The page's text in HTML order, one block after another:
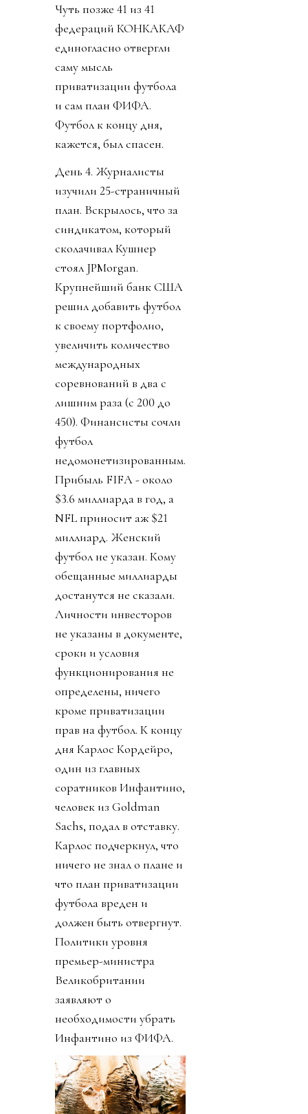
Чуть позже 41 из 41
федераций КОНКАКАФ
единогласно отвергли
саму мысль
приватизации футбола
и сам план ФИФА.
Футбол к концу дня,
кажется, был спасен.
День 4. Журналисты
изучили 25-страничный
план. Вскрылось, что за
синдикатом, который
сколачивал Кушнер
стоял JPMorgan.
Крупнейший банк США
решил добавить футбол
к своему портфолио,
увеличить количество
международных
соревнований в два с
лишним раза (с 200 до
450). Финансисты сочли
футбол
недомонетизированным.
Прибыль FIFA - около
$3.6 миллиарда в год, а
NFL приносит аж $21
миллиард. Женский
футбол не указан. Кому
обещанные миллиарды
достанутся не сказали.
Личности инвесторов
не указаны в документе,
сроки и условия
функционирования не
определены, ничего
кроме приватизации
прав на футбол. К концу
дня Карлос Кордейро,
один из главных
соратников Инфантино,
человек из Goldman
Sachs, подал в отставку.
Карлос подчеркнул, что
ничего не знал о плане и
что план приватизации
футбола вреден и
должен быть отвергнут.
Политики уровня
премьер-министра
Великобритании
заявляют о
необходимости убрать
Инфантино из ФИФА.